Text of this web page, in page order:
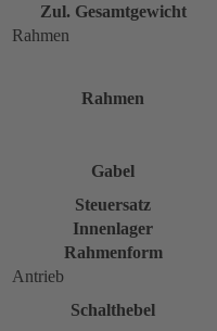
Zul. Gesamtgewicht
Rahmen
Rahmen
Gabel
Steuersatz
Innenlager
Rahmenform
Antrieb
Schalthebel